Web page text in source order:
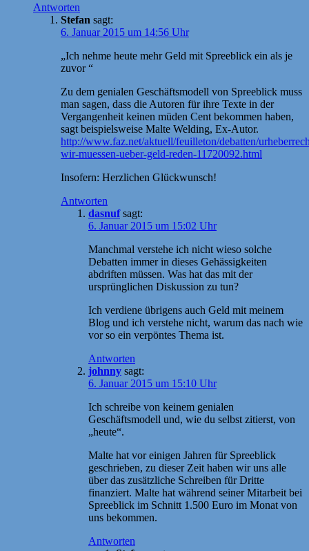
Antworten
Stefan sagt:
6. Januar 2015 um 14:56 Uhr
„Ich nehme heute mehr Geld mit Spreeblick ein als je
zuvor “
Zu dem genialen Geschäftsmodell von Spreeblick muss
man sagen, dass die Autoren für ihre Texte in der
Vergangenheit keinen müden Cent bekommen haben,
sagt beispielsweise Malte Welding, Ex-Autor.
http://www.faz.net/aktuell/feuilleton/debatten/
wir-muessen-ueber-geld-reden-11720092.html
Insofern: Herzlichen Glückwunsch!
Antworten
dasnuf sagt:
6. Januar 2015 um 15:02 Uhr
Manchmal verstehe ich nicht wieso solche
Debatten immer in dieses Gehässigkeiten
abdriften müssen. Was hat das mit der
ursprünglichen Diskussion zu tun?
Ich verdiene übrigens auch Geld mit meinem
Blog und ich verstehe nicht, warum das nach wie
vor so ein verpöntes Thema ist.
Antworten
johnny sagt:
6. Januar 2015 um 15:10 Uhr
Ich schreibe von keinem genialen
Geschäftsmodell und, wie du selbst zitierst, von
„heute“.
Malte hat vor einigen Jahren für Spreeblick
geschrieben, zu dieser Zeit haben wir uns alle
über das zusätzliche Schreiben für Dritte
finanziert. Malte hat während seiner Mitarbeit bei
Spreeblick im Schnitt 1.500 Euro im Monat von
uns bekommen.
Antworten